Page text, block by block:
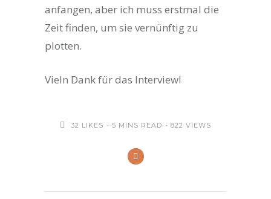
anfangen, aber ich muss erstmal die
Zeit finden, um sie vernünftig zu
plotten.
Vieln Dank für das Interview!
32 LIKES 5 MINS READ 822 VIEWS